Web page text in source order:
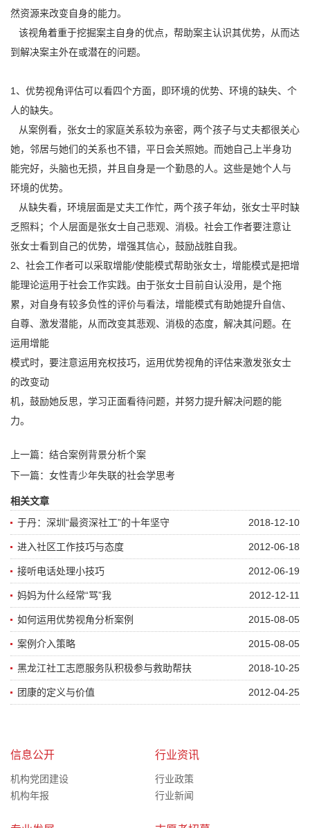
然资源来改变自身的能力。
该视角着重于挖掘案主自身的优点，帮助案主认识其优势，从而达
到解决案主外在或潜在的问题。
1、优势视角评估可以看四个方面，即环境的优势、环境的缺失、个
人的缺失。
从案例看，张女士的家庭关系较为亲密，两个孩子与丈夫都很关心
她，邻居与她们的关系也不错，平日会关照她。而她自己上半身功
能完好，头脑也无损，并且自身是一个勤恳的人。这些是她个人与
环境的优势。
从缺失看，环境层面是丈夫工作忙，两个孩子年幼，张女士平时缺
乏照料；个人层面是张女士自己悲观、消极。社会工作者要注意让
张女士看到自己的优势，增强其信心，鼓励战胜自我。
2、社会工作者可以采取增能/使能模式帮助张女士，增能模式是把增
能理论运用于社会工作实践。由于张女士目前自认没用，是个拖
累，对自身有较多负性的评价与看法，增能模式有助她提升自信、
自尊、激发潜能，从而改变其悲观、消极的态度，解决其问题。在
运用增能
模式时，要注意运用充权技巧，运用优势视角的评估来激发张女士
的改变动
机，鼓励她反思，学习正面看待问题，并努力提升解决问题的能
力。
上一篇： 结合案例背景分析个案
下一篇： 女性青少年失联的社会学思考
相关文章
2018-12-10
于丹：深圳“最资深社工”的十年坚守
2012-06-18
进入社区工作技巧与态度
2012-06-19
接听电话处理小技巧
2012-12-11
妈妈为什么经常“骂”我
2015-08-05
如何运用优势视角分析案例
2015-08-05
案例介入策略
2018-10-25
黑龙江社工志愿服务队积极参与救助帮扶
2012-04-25
团康的定义与价值
信息公开
机构党团建设
机构年报
行业资讯
行业政策
行业新闻